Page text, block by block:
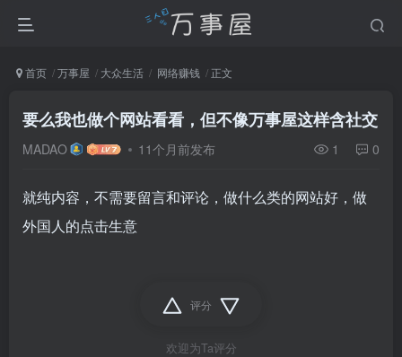
首页 万事屋 大众生活 网络赚钱 正文
要么我也做个网站看看，但不像万事屋这样含社交
MADAO 11个月前发布 1 0
就纯内容，不需要留言和评论，做什么类的网站好，做
外国人的点击生意
评分
欢迎为Ta评分